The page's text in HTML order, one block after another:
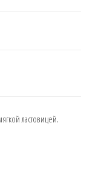
ластовицей.